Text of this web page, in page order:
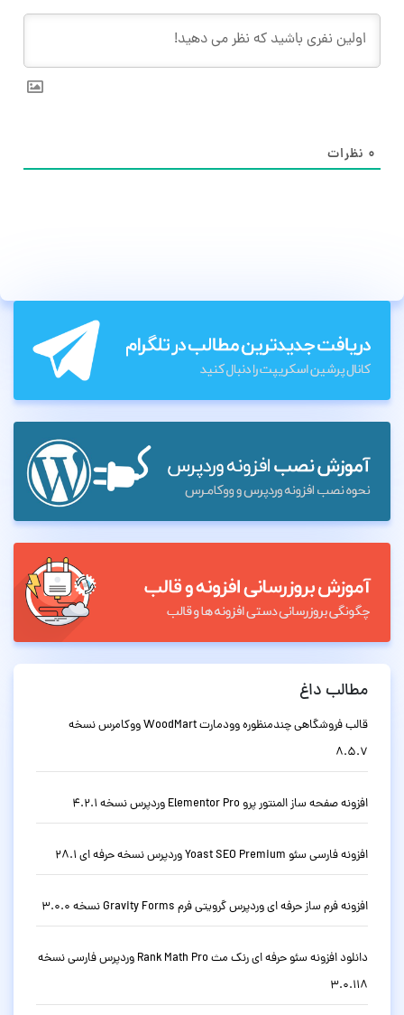
۰ نظرات
مطالب داغ
قالب فروشگاهی چندمنظوره وودمارت WoodMart ووکامرس نسخه
8.5.7
افزونه صفحه ساز المنتور پرو Elementor Pro وردپرس نسخه 4.2.1
افزونه فارسی سئو Yoast SEO Premium وردپرس نسخه حرفه ای 28.1
افزونه فرم ساز حرفه ای وردپرس گرویتی فرم Gravity Forms نسخه 3.0.0
دانلود افزونه سئو حرفه ای رنک مث Rank Math Pro وردپرس فارسی نسخه
3.0.118